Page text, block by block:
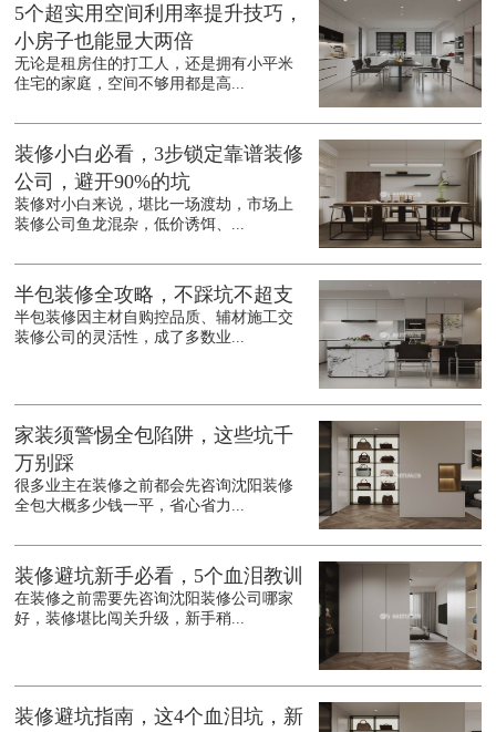
5个超实用空间利用率提升技巧，
小房子也能显大两倍
无论是租房住的打工人，还是拥有小平米
住宅的家庭，空间不够用都是高...
装修小白必看，3步锁定靠谱装修
公司，避开90%的坑
装修对小白来说，堪比一场渡劫，市场上
装修公司鱼龙混杂，低价诱饵、...
半包装修全攻略，不踩坑不超支
半包装修因主材自购控品质、辅材施工交
装修公司的灵活性，成了多数业...
家装须警惕全包陷阱，这些坑千
万别踩
很多业主在装修之前都会先咨询沈阳装修
全包大概多少钱一平，省心省力...
装修避坑新手必看，5个血泪教训
在装修之前需要先咨询沈阳装修公司哪家
好，装修堪比闯关升级，新手稍...
装修避坑指南，这4个血泪坑，新